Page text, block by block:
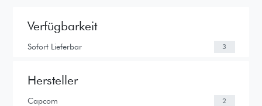
Verfügbarkeit
Sofort Lieferbar 3
Hersteller
Capcom 2